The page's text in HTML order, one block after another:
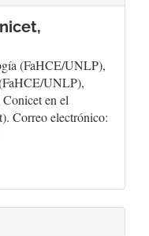
(FaHCE/UNLP),
UNLP),
en el
Correo electrónico: